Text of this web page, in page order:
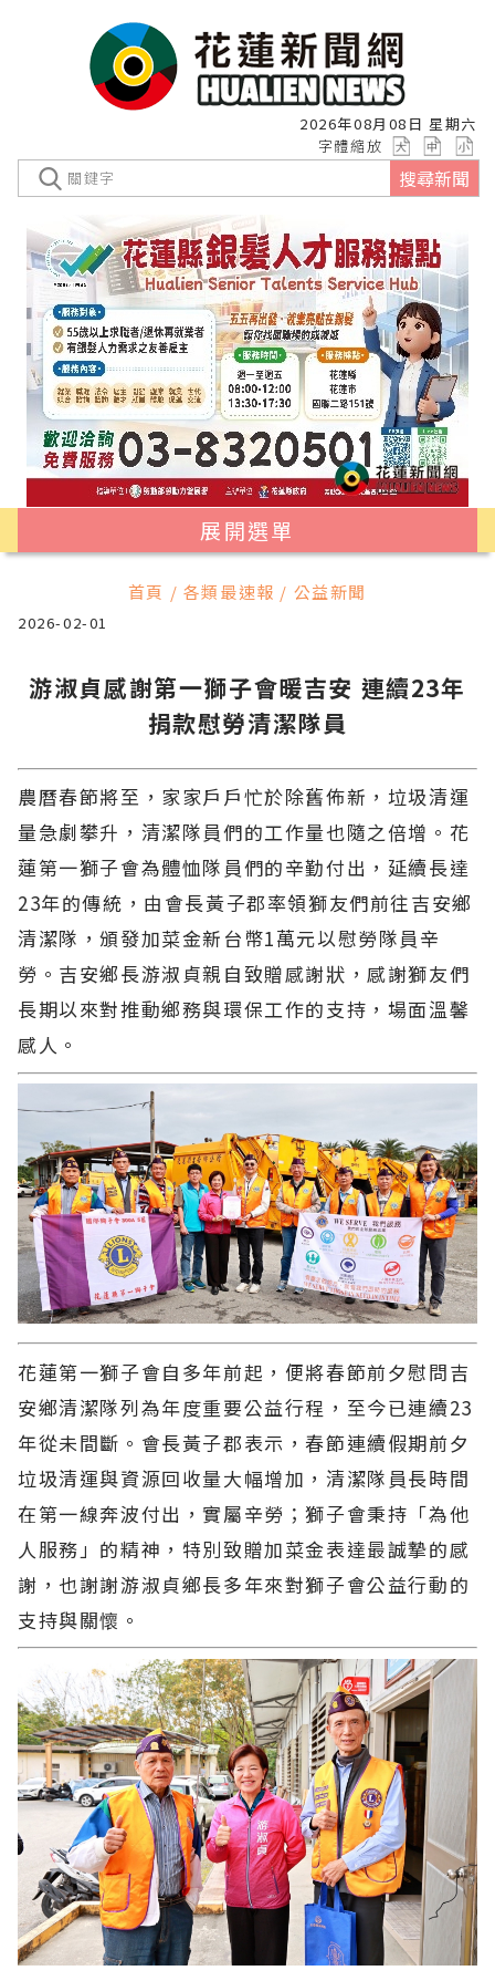
2026年08月08日 星期六
字體縮放
搜尋新聞
展開選單
首頁 / 各類最速報 / 公益新聞
2026-02-01
游淑貞感謝第一獅子會暖吉安 連續23年
捐款慰勞清潔隊員
農曆春節將至，家家戶戶忙於除舊佈新，垃圾清運
量急劇攀升，清潔隊員們的工作量也隨之倍增。花
蓮第一獅子會為體恤隊員們的辛勤付出，延續長達
23年的傳統，由會長黃子郡率領獅友們前往吉安鄉
清潔隊，頒發加菜金新台幣1萬元以慰勞隊員辛
勞。吉安鄉長游淑貞親自致贈感謝狀，感謝獅友們
長期以來對推動鄉務與環保工作的支持，場面溫馨
感人。
花蓮第一獅子會自多年前起，便將春節前夕慰問吉
安鄉清潔隊列為年度重要公益行程，至今已連續23
年從未間斷。會長黃子郡表示，春節連續假期前夕
垃圾清運與資源回收量大幅增加，清潔隊員長時間
在第一線奔波付出，實屬辛勞；獅子會秉持「為他
人服務」的精神，特別致贈加菜金表達最誠摯的感
謝，也謝謝游淑貞鄉長多年來對獅子會公益行動的
支持與關懷。